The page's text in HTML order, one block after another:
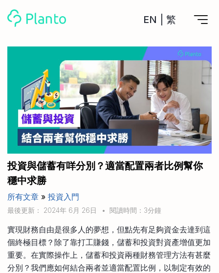
EN 繁
計劃買樓
計劃買樓第一步
全功能記賬
管理及分析所有戶口
管理MPF戶口
一次過管理所有強積金戶口
申請清卡數/私人貸款
CreFIT x Planto推廣優惠
工具
私人貸款
年利率/APR/年息比較
投資戶口 (美股)
比較最抵美股投資戶口
投資戶口 (港股)
比較最抵港股投資戶口
投資加密貨幣
比較最抵Crypto交易所
月供股票計劃
比較最抵月供計劃戶口
比較定存利率
信用卡
比較各種最優惠信用卡
關於我們
Academy
Marketplace
其他網站
手機App與理財資訊
商業解決方案
投資與儲蓄有咩分別？適當配置兩者比例幫你
穩中求勝
所有文章 » 投資入門
最後更新： 2024年 6月 26日 • 閱讀時間：3分鐘
實現財務自由是很多人的夢想，但點先有足夠資金去達到這
個終極目標？除了靠打工賺錢，儲蓄和投資對資產增值更加
重要。在實際操作上，儲蓄和投資兩種財務管理方法有甚麼
分別？我們應如何結合兩者並適當配置比例，以制定有效的